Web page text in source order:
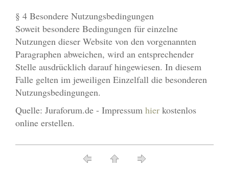
§ 4 Besondere Nutzungsbedingungen
Soweit besondere Bedingungen für einzelne
Nutzungen dieser Website von den vorgenannten
Paragraphen abweichen, wird an entsprechender
Stelle ausdrücklich darauf hingewiesen. In diesem
Falle gelten im jeweiligen Einzelfall die besonderen
Nutzungsbedingungen.
Quelle: Juraforum.de - Impressum hier kostenlos
online erstellen.